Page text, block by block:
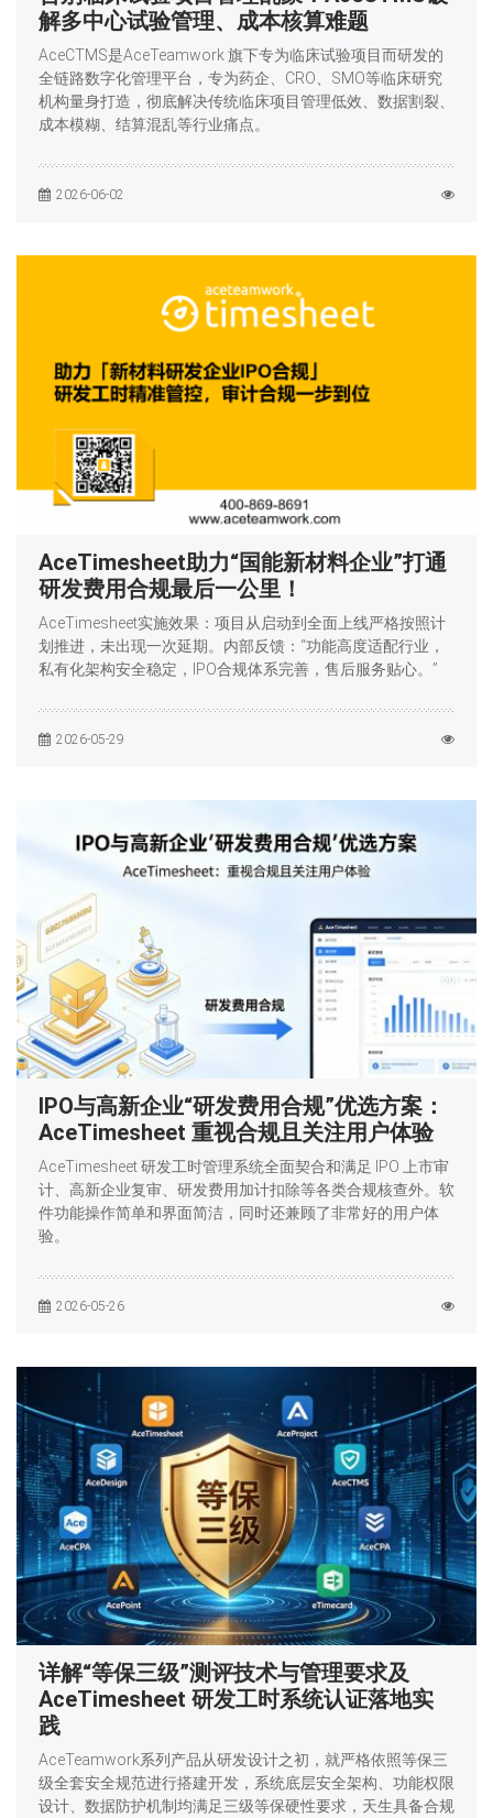
解多中心试验管理、成本核算难题
AceCTMS是AceTeamwork 旗下专为临床试验项目而研发的
全链路数字化管理平台，专为药企、CRO、SMO等临床研究
机构量身打造，彻底解决传统临床项目管理低效、数据割裂、
成本模糊、结算混乱等行业痛点。
2026-06-02
AceTimesheet助力“国能新材料企业”打通
研发费用合规最后一公里！
AceTimesheet实施效果：项目从启动到全面上线严格按照计
划推进，未出现一次延期。内部反馈：“功能高度适配行业，
私有化架构安全稳定，IPO合规体系完善，售后服务贴心。”
2026-05-29
IPO与高新企业“研发费用合规”优选方案：
AceTimesheet 重视合规且关注用户体验
AceTimesheet 研发工时管理系统全面契合和满足 IPO 上市审
计、高新企业复审、研发费用加计扣除等各类合规核查外。软
件功能操作简单和界面简洁，同时还兼顾了非常好的用户体
验。
2026-05-26
详解“等保三级”测评技术与管理要求及
AceTimesheet 研发工时系统认证落地实
践
AceTeamwork系列产品从研发设计之初，就严格依照等保三
级全套安全规范进行搭建开发，系统底层安全架构、功能权限
设计、数据防护机制均满足三级等保硬性要求，天生具备合规